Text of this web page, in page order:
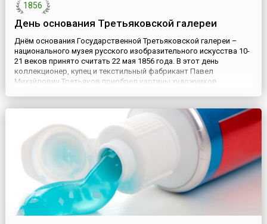
1856
День основания Третьяковской галереи
Днём основания Государственной Третьяковской галереи –
национального музея русского изобразительного искусства 10-
21 веков принято считать 22 мая 1856 года. В этот день
коллекционер, купец и текстильный фабрикант Павел
Михайлович Третьяков приобрел картины художников